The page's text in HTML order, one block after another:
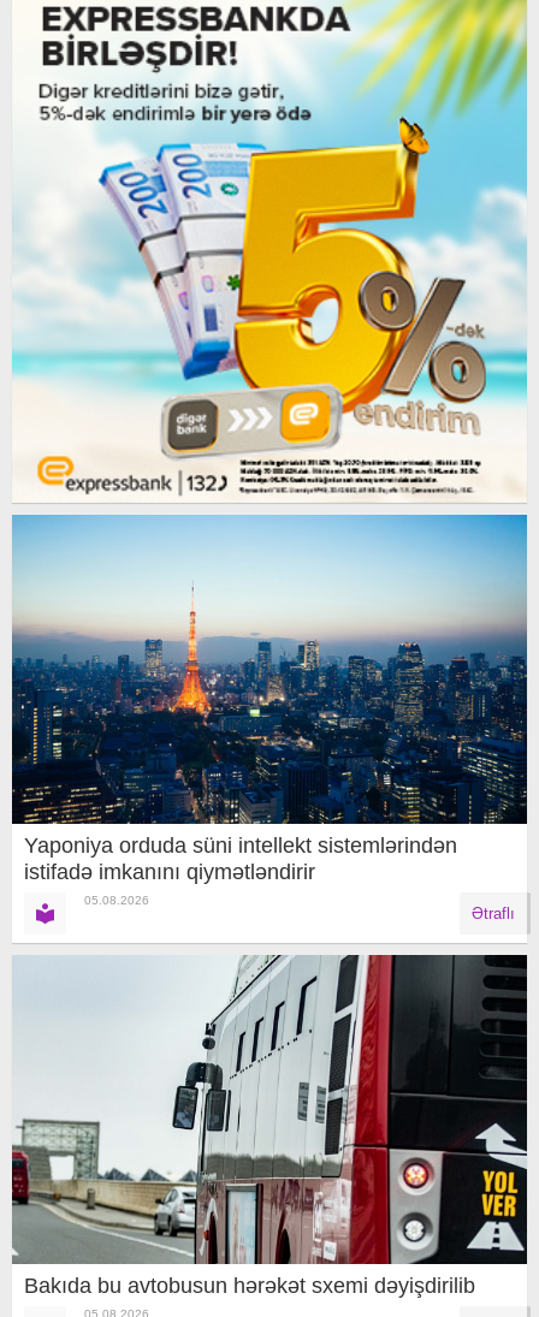
Yaponiya orduda süni intellekt sistemlərindən
istifadə imkanını qiymətləndirir
05.08.2026
Ətraflı
Bakıda bu avtobusun hərəkət sxemi dəyişdirilib
05.08.2026